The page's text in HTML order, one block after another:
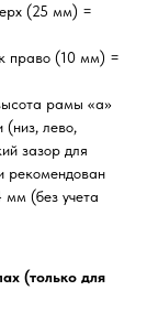
(25 мм) =
право (10 мм) =
рамы «а»
(низ, лево,
зазор для
рекомендован
мм (без учета
(только для